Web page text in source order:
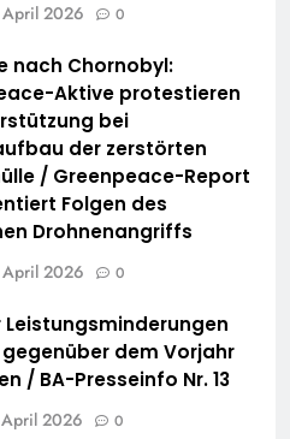
2026 0
nach Chornobyl:
Aktive protestieren
bei
der zerstörten
/ Greenpeace-Report
Folgen des
Drohnenangriffs
2026 0
Leistungsminderungen
gegenüber dem Vorjahr
/ BA-Presseinfo Nr. 13
2026 0